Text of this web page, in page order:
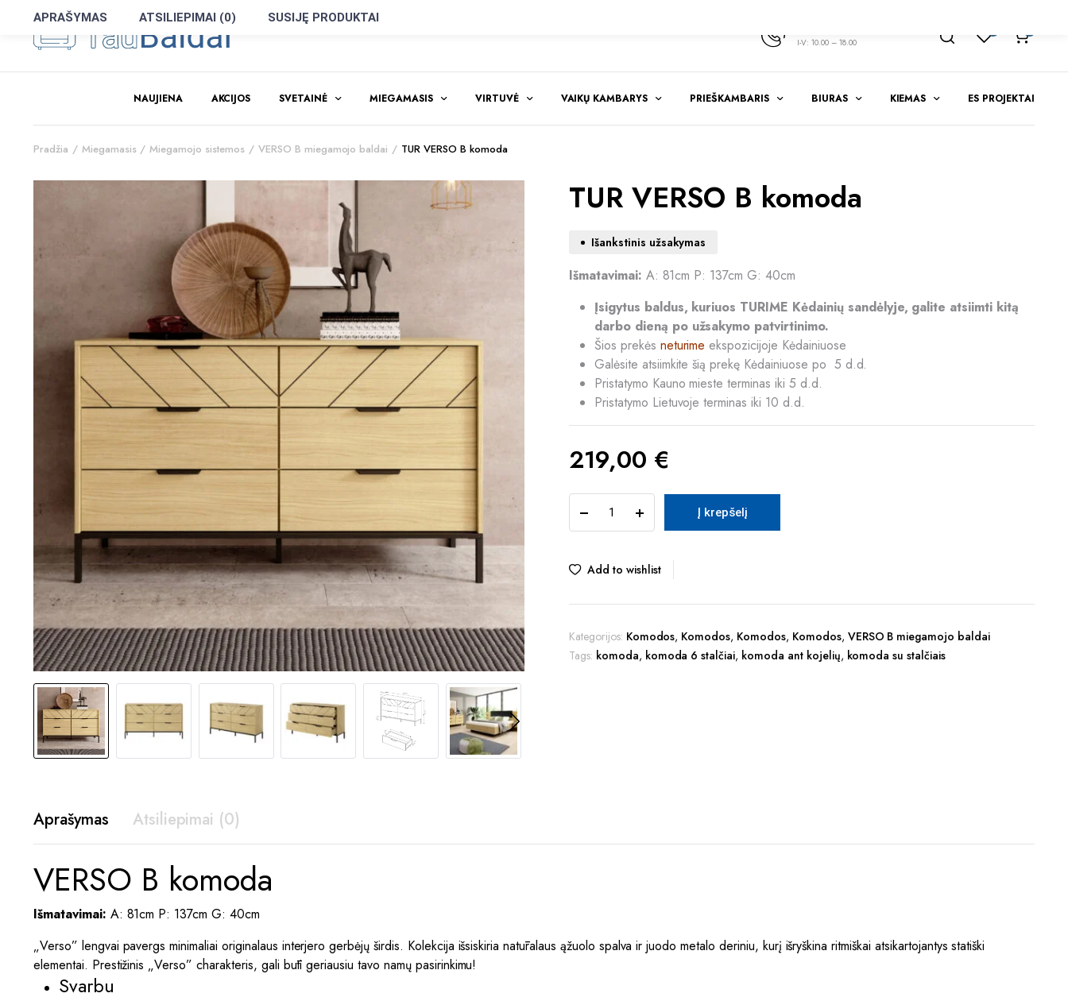
I-V: 10.00 – 18.00
NAUJIENA AKCIJOS SVETAINĖ MIEGAMASIS VIRTUVĖ VAIKŲ KAMBARYS PRIEŠKAMBARIS BIURAS KIEMAS ES PROJEKTAI
Pradžia Miegamasis Miegamojo sistemos VERSO B miegamojo baldai TUR VERSO B komoda
TUR VERSO B komoda
Išankstinis užsakymas
Išmatavimai: A: 81cm P: 137cm G: 40cm
Įsigytus baldus, kuriuos TURIME Kėdainių sandėlyje, galite atsiimti kitą
darbo dieną po užsakymo patvirtinimo.
Šios prekės neturime ekspozicijoje Kėdainiuose
Galėsite atsiimkite šią prekę Kėdainiuose po 5 d.d.
Pristatymo Kauno mieste terminas iki 5 d.d.
Pristatymo Lietuvoje terminas iki 10 d.d.
219,00 €
VERSO
B
quantity
Į krepšelį
Add to wishlist
Kategorijos: Komodos, Komodos, Komodos, Komodos, VERSO B miegamojo baldai
Tags: komoda, komoda 6 stalčiai, komoda ant kojelių, komoda su stalčiais
Aprašymas Atsiliepimai (0)
VERSO B komoda
Išmatavimai: A: 81cm P: 137cm G: 40cm
„Verso” lengvai pavergs minimaliai originalaus interjero gerbėjų širdis. Kolekcija išsiskiria natūralaus ąžuolo spalva ir juodo metalo deriniu, kurį išryškina ritmiškai atsikartojantys statiški
elementai. Prestižinis „Verso” charakteris, gali būti geriausiu tavo namų pasirinkimu!
Svarbu
APRAŠYMAS ATSILIEPIMAI (0) SUSIJĘ PRODUKTAI